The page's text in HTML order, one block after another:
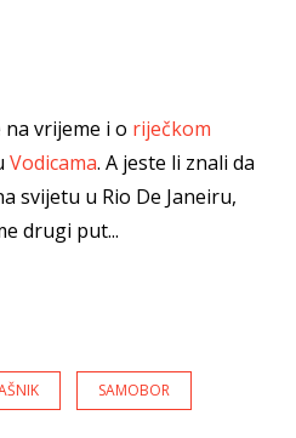
vrijeme i o riječkom
Vodicama. A jeste li znali da
svijetu u Rio De Janeiru,
drugi put...
SAMOBOR